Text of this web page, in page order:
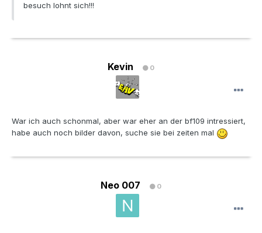
besuch lohnt sich!!!
Kevin 0
War ich auch schonmal, aber war eher an der bf109 intressiert,
habe auch noch bilder davon, suche sie bei zeiten mal
Neo 007 0